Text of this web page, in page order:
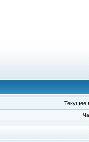
Текущее